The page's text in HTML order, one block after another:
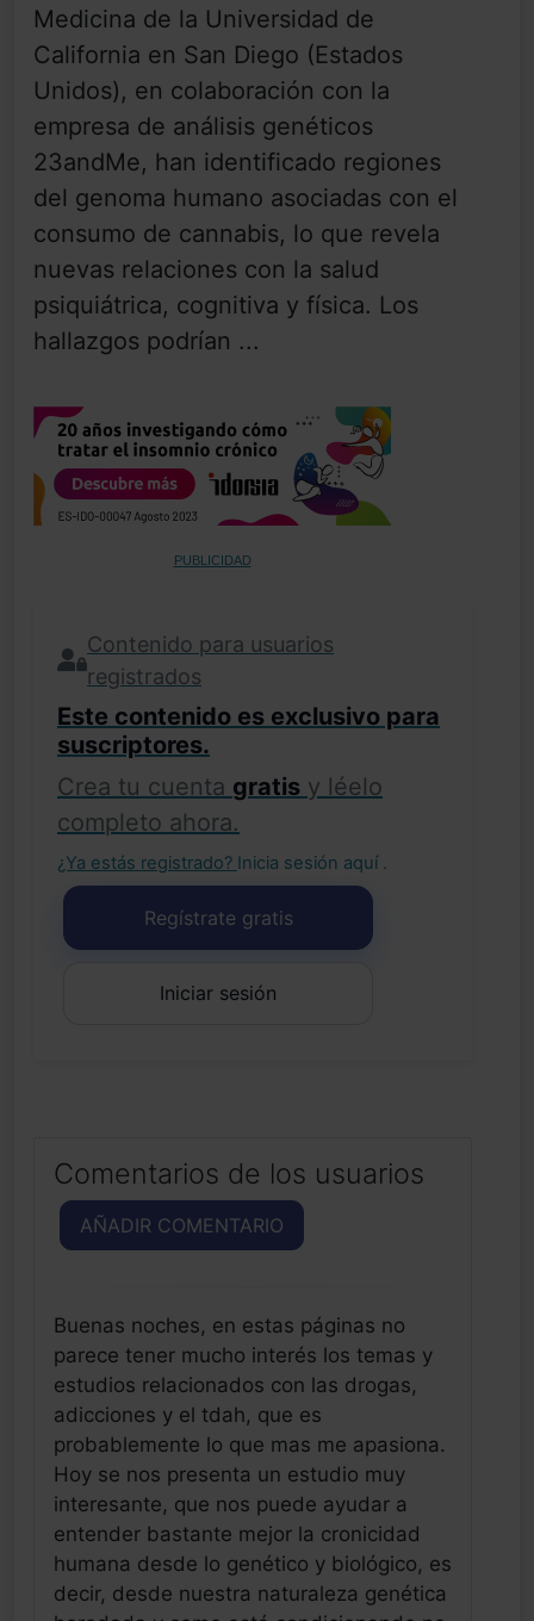
Medicina de la Universidad de
California en San Diego (Estados
Unidos), en colaboración con la
empresa de análisis genéticos
23andMe, han identificado regiones
del genoma humano asociadas con el
consumo de cannabis, lo que revela
nuevas relaciones con la salud
psiquiátrica, cognitiva y física. Los
hallazgos podrían ...
PUBLICIDAD
Contenido para usuarios
registrados
Este contenido es exclusivo para
suscriptores.
Crea tu cuenta gratis y léelo
completo ahora.
¿Ya estás registrado? Inicia sesión aquí .
Regístrate gratis
Iniciar sesión
Comentarios de los usuarios
AÑADIR COMENTARIO
Buenas noches, en estas páginas no
parece tener mucho interés los temas y
estudios relacionados con las drogas,
adicciones y el tdah, que es
probablemente lo que mas me apasiona.
Hoy se nos presenta un estudio muy
interesante, que nos puede ayudar a
entender bastante mejor la cronicidad
humana desde lo genético y biológico, es
decir, desde nuestra naturaleza genética